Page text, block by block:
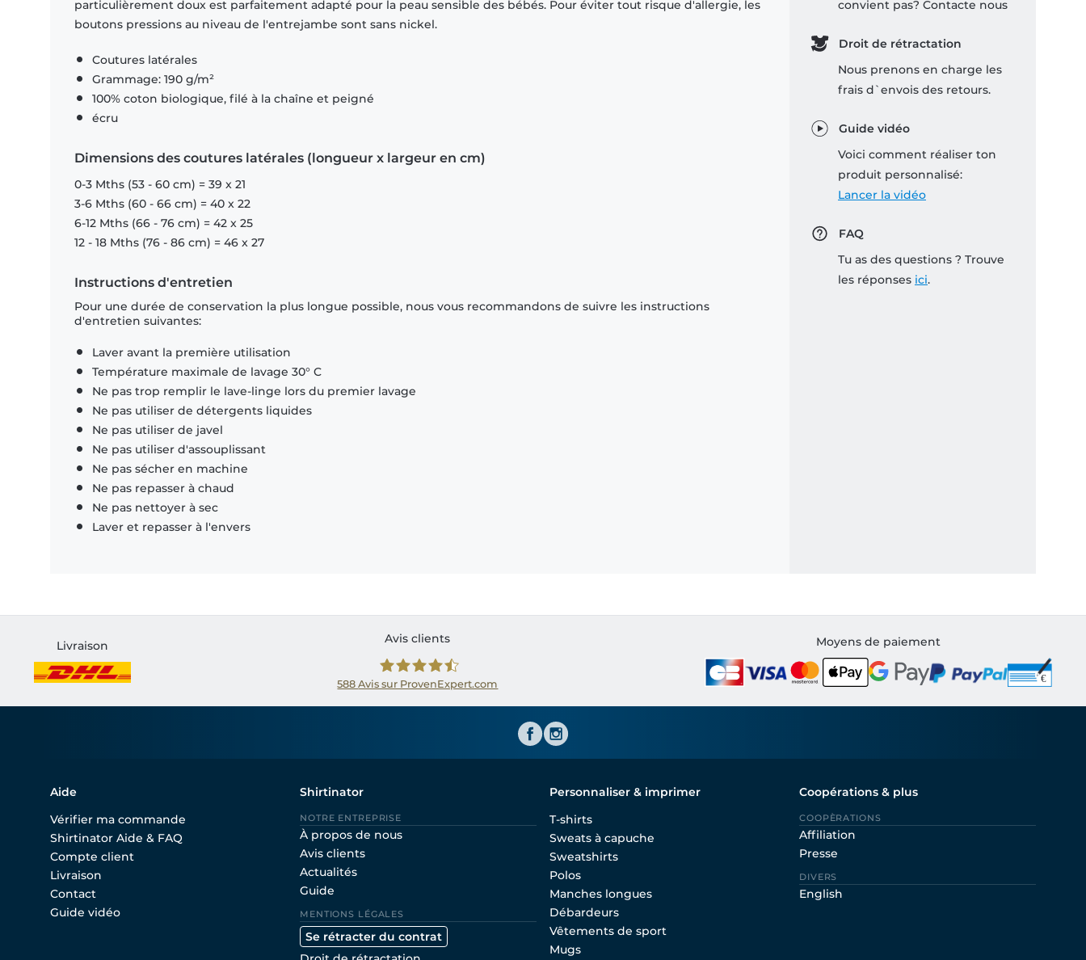
particulièrement doux est parfaitement adapté pour la peau sensible des bébés. Pour éviter tout risque d'allergie, les
boutons pressions au niveau de l'entrejambe sont sans nickel.
Coutures latérales
Grammage: 190 g/m²
100% coton biologique, filé à la chaîne et peigné
écru
Dimensions des coutures latérales (longueur x largeur en cm)
0-3 Mths (53 - 60 cm) = 39 x 21
3-6 Mths (60 - 66 cm) = 40 x 22
6-12 Mths (66 - 76 cm) = 42 x 25
12 - 18 Mths (76 - 86 cm) = 46 x 27
Instructions d'entretien
Pour une durée de conservation la plus longue possible, nous vous recommandons de suivre les instructions
d'entretien suivantes:
Laver avant la première utilisation
Température maximale de lavage 30° C
Ne pas trop remplir le lave-linge lors du premier lavage
Ne pas utiliser de détergents liquides
Ne pas utiliser de javel
Ne pas utiliser d'assouplissant
Ne pas sécher en machine
Ne pas repasser à chaud
Ne pas nettoyer à sec
Laver et repasser à l'envers
convient pas? Contacte nous
Droit de rétractation
Nous prenons en charge les
frais d`envois des retours.
Guide vidéo
Voici comment réaliser ton
produit personnalisé:
Lancer la vidéo
FAQ
Tu as des questions ? Trouve
les réponses ici.
Livraison
Avis clients
588Avis sur ProvenExpert.com
Moyens de paiement
Aide
Vérifier ma commande
Shirtinator Aide & FAQ
Compte client
Livraison
Contact
Guide vidéo
Shirtinator
NOTRE ENTREPRISE
À propos de nous
Avis clients
Actualités
Guide
MENTIONS LÉGALES
Se rétracter du contrat
Personnaliser & imprimer
T-shirts
Sweats à capuche
Sweatshirts
Polos
Manches longues
Débardeurs
Vêtements de sport
Mugs
Coopérations & plus
COOPÈRATIONS
Affiliation
Presse
DIVERS
English